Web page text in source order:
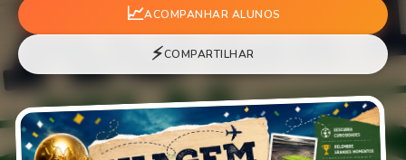
📈ACOMPANHAR ALUNOS
⚡COMPARTILHAR